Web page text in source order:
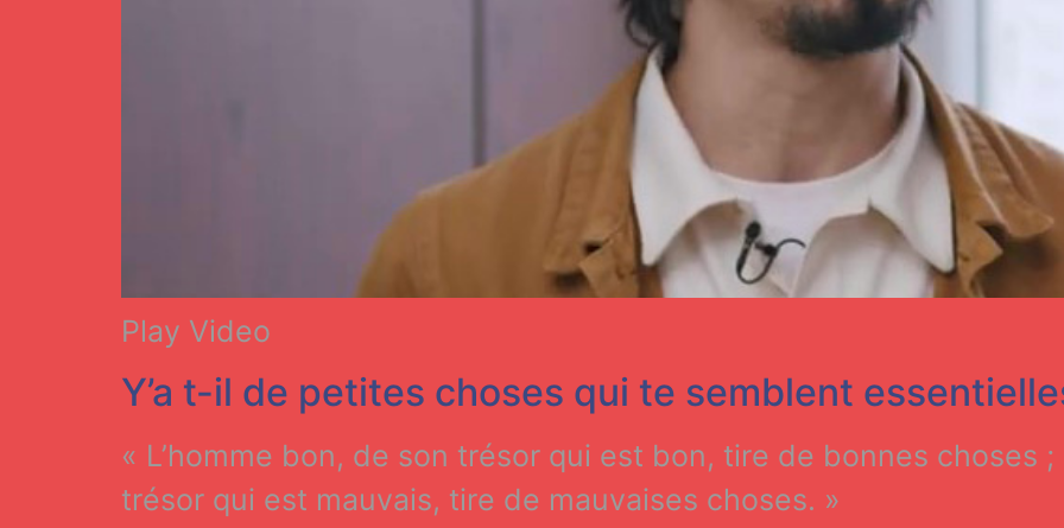
Play Video
Y’a t-il de petites choses qui te semblent
« L’homme bon, de son trésor qui est bon, tire de bonnes choses ;
trésor qui est mauvais, tire de mauvaises choses. »